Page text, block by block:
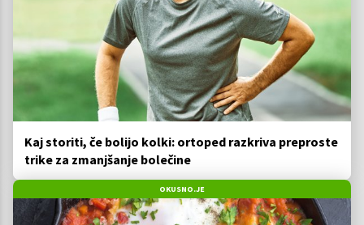
Kaj storiti, če bolijo kolki: ortoped razkriva preproste
trike za zmanjšanje bolečine
OKUSNO.JE